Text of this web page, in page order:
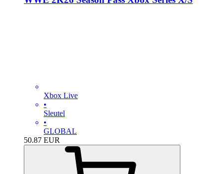
Xbox Live
•
Sleutel
•
GLOBAL
50.87 EUR